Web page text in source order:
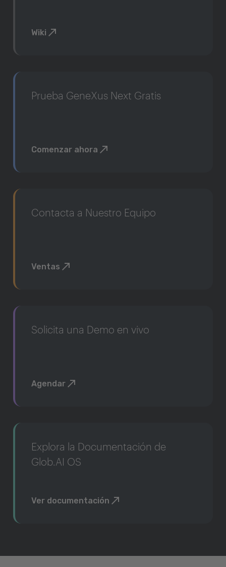
Wiki
Prueba GeneXus Next Gratis
Comenzar ahora
Contacta a Nuestro Equipo
Ventas
Solicita una Demo en vivo
Agendar
Explora la Documentación de
Glob.AI OS
Ver documentación